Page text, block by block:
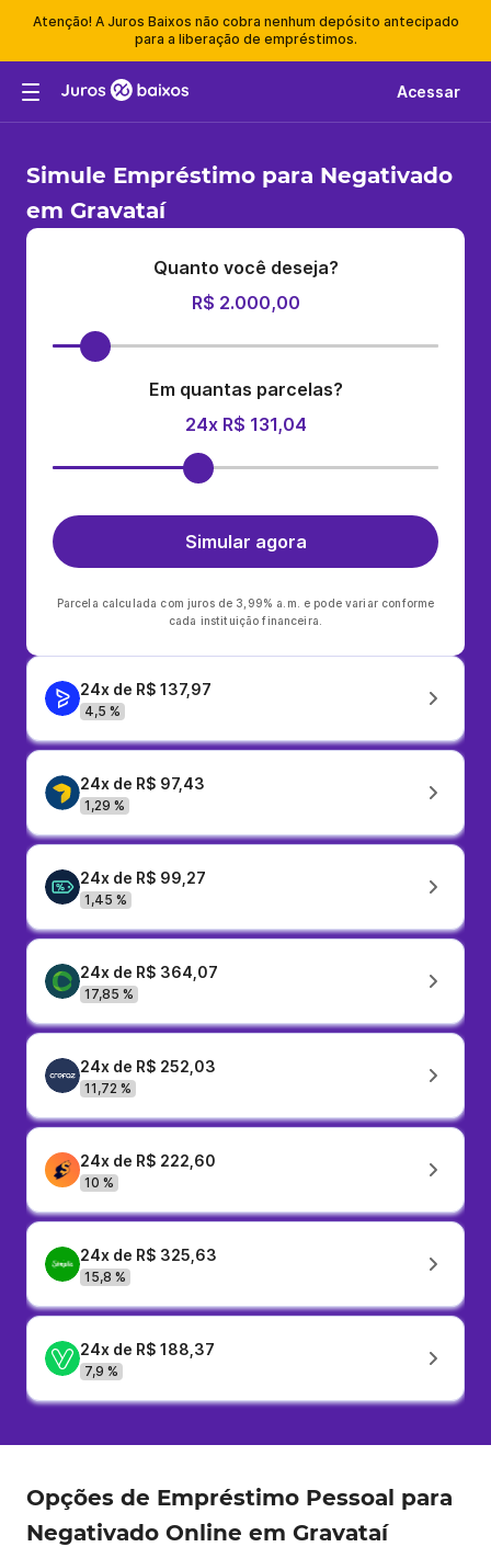
Atenção! A Juros Baixos não cobra nenhum depósito antecipado
para a liberação de empréstimos.
Acessar
Simule Empréstimo para Negativado
em Gravataí
Quanto você deseja?
R$ 2.000,00
Em quantas parcelas?
24x R$ 131,04
Simular agora
Parcela calculada com juros de 3,99% a.m. e pode variar conforme
cada instituição financeira.
24x de R$ 137,97
4,5 %
24x de R$ 97,43
1,29 %
24x de R$ 99,27
1,45 %
24x de R$ 364,07
17,85 %
24x de R$ 252,03
11,72 %
24x de R$ 222,60
10 %
24x de R$ 325,63
15,8 %
24x de R$ 188,37
7,9 %
Opções de Empréstimo Pessoal para
Negativado Online em Gravataí